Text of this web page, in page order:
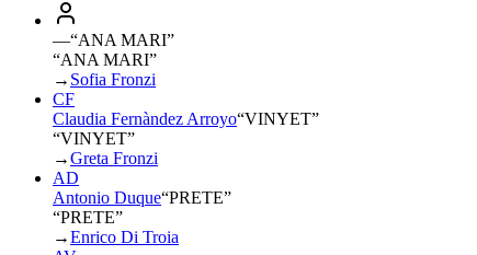
—“ANA MARI”
“ANA MARI”
→ Sofia Fronzi
CF
Claudia Fernàndez Arroyo“VINYET”
“VINYET”
→Greta Fronzi
AD
Antonio Duque“PRETE”
“PRETE”
→Enrico Di Troia